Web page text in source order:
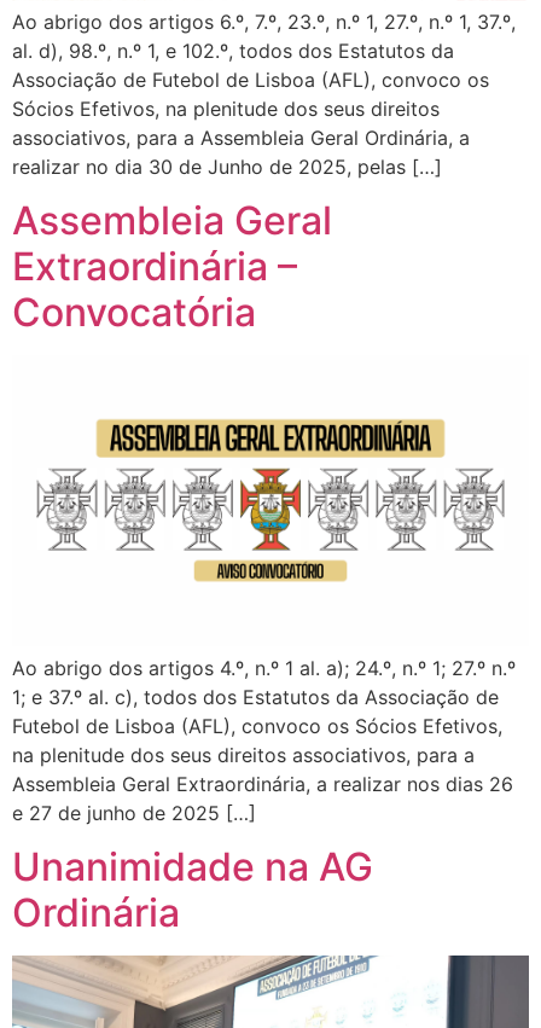
Ao abrigo dos artigos 6.º, 7.º, 23.º, n.º 1, 27.º, n.º 1, 37.º,
al. d), 98.º, n.º 1, e 102.º, todos dos Estatutos da
Associação de Futebol de Lisboa (AFL), convoco os
Sócios Efetivos, na plenitude dos seus direitos
associativos, para a Assembleia Geral Ordinária, a
realizar no dia 30 de Junho de 2025, pelas […]
Assembleia Geral
Extraordinária –
Convocatória
Ao abrigo dos artigos 4.º, n.º 1 al. a); 24.º, n.º 1; 27.º n.º
1; e 37.º al. c), todos dos Estatutos da Associação de
Futebol de Lisboa (AFL), convoco os Sócios Efetivos,
na plenitude dos seus direitos associativos, para a
Assembleia Geral Extraordinária, a realizar nos dias 26
e 27 de junho de 2025 […]
Unanimidade na AG
Ordinária